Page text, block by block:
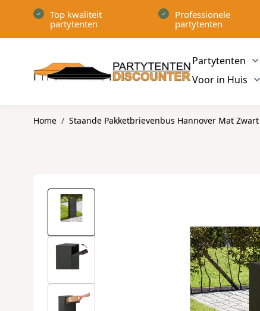
Top kwaliteit
partytenten
Professionele
partytenten
Partytenten
Voor in Huis
Home / Staande Pakketbrievenbus Hannover Mat Zwart